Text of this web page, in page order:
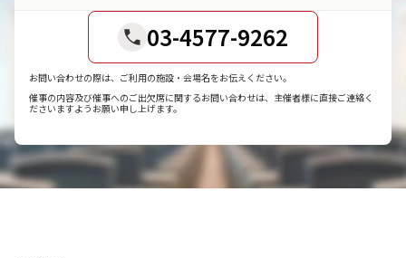
03-4577-9262
お問い合わせの際は、ご利用の施設・会場名をお伝えください。
催事の内容及び催事へのご出欠席に関するお問い合わせは、主催者様に直接ご連絡く
ださいますようお願い申し上げます。